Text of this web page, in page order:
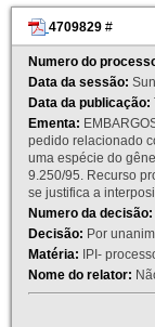
4709829 #
Numero do
Data da sessão:
Data da publicação:
Ementa:
pedido relacionado
uma espécie do
9.250/95. Recurso
se justifica a
Numero da decisão:
Decisão: Por
Matéria: IPI-
Nome do relator: